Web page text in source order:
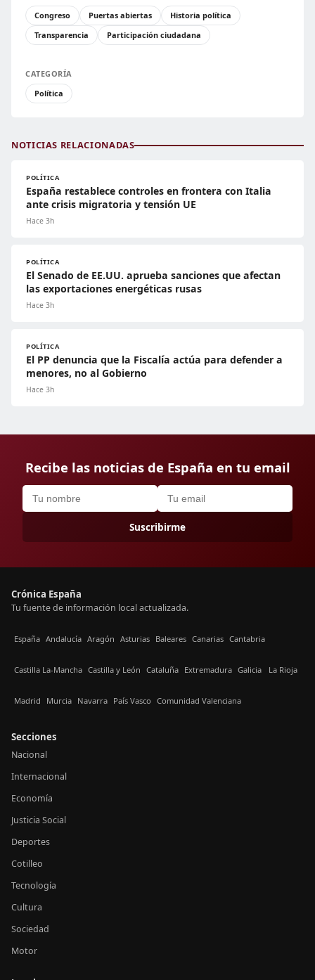
Congreso
Puertas abiertas
Historia política
Transparencia
Participación ciudadana
CATEGORÍA
Política
NOTICIAS RELACIONADAS
POLÍTICA
España restablece controles en frontera con Italia
ante crisis migratoria y tensión UE
Hace 3h
POLÍTICA
El Senado de EE.UU. aprueba sanciones que afectan
las exportaciones energéticas rusas
Hace 3h
POLÍTICA
El PP denuncia que la Fiscalía actúa para defender a
menores, no al Gobierno
Hace 3h
Recibe las noticias de España en tu email
Suscribirme
Crónica España
Tu fuente de información local actualizada.
España Andalucía Aragón Asturias Baleares Canarias Cantabria
Castilla La-Mancha Castilla y León Cataluña Extremadura Galicia La Rioja
Madrid Murcia Navarra País Vasco Comunidad Valenciana
Secciones
Nacional
Internacional
Economía
Justicia Social
Deportes
Cotilleo
Tecnología
Cultura
Sociedad
Motor